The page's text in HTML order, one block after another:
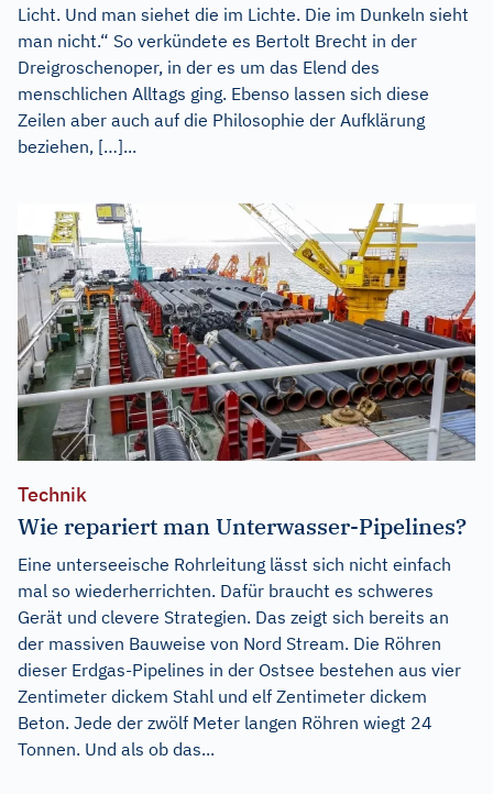
Licht. Und man siehet die im Lichte. Die im Dunkeln sieht
man nicht.“ So verkündete es Bertolt Brecht in der
Dreigroschenoper, in der es um das Elend des
menschlichen Alltags ging. Ebenso lassen sich diese
Zeilen aber auch auf die Philosophie der Aufklärung
beziehen, […]...
Technik
Wie repariert man Unterwasser-Pipelines?
Eine unterseeische Rohrleitung lässt sich nicht einfach
mal so wiederherrichten. Dafür braucht es schweres
Gerät und clevere Strategien. Das zeigt sich bereits an
der massiven Bauweise von Nord Stream. Die Röhren
dieser Erdgas-Pipelines in der Ostsee bestehen aus vier
Zentimeter dickem Stahl und elf Zentimeter dickem
Beton. Jede der zwölf Meter langen Röhren wiegt 24
Tonnen. Und als ob das...